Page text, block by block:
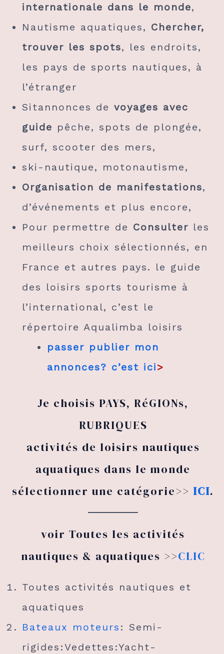
internationale dans le monde,
Nautisme aquatiques, Chercher,
trouver les spots, les endroits,
les pays de sports nautiques, à
l’étranger
Sitannonces de voyages avec
guide pêche, spots de plongée,
surf, scooter des mers,
ski-nautique, motonautisme,
Organisation de manifestations,
d’événements et plus encore,
Pour permettre de Consulter les
meilleurs choix sélectionnés, en
France et autres pays. le guide
des loisirs sports tourisme à
l’international, c’est le
répertoire Aqualimba loisirs
passer publier mon
annonces? c’est ici>
Je choisis PAYS, RéGIONs,
RUBRIQUES
activités de loisirs nautiques
aquatiques dans le monde
sélectionner une catégorie>> ICI.
voir Toutes les activités
nautiques & aquatiques >>CLIC
Toutes activités nautiques et
aquatiques
Bateaux moteurs : Semi-
rigides:Vedettes:Yacht-